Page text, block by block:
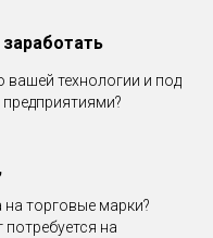
вашей технологии и под
на торговые марки?
потребуется на